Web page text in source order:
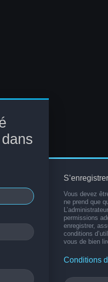
S’enregistrer
Vous devez
ne prend que
permissions
enregistrer,
conditions
vous de bien
Conditions